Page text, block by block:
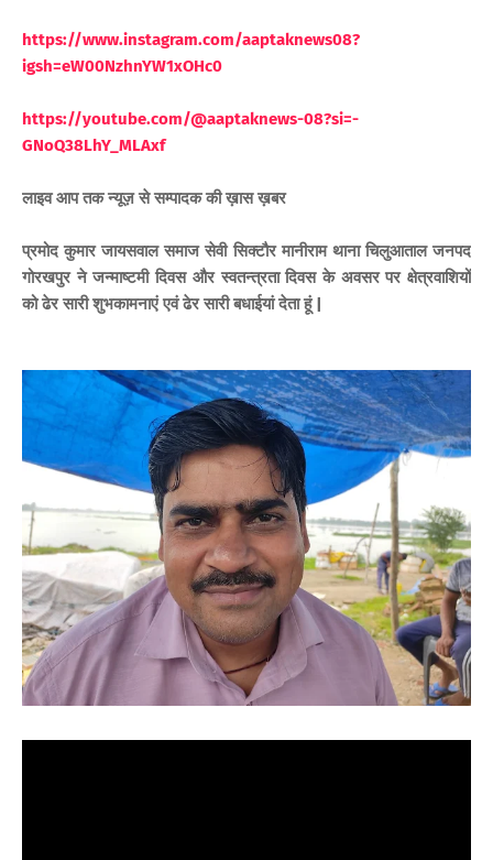
https://www.instagram.com/aaptaknews08?
igsh=eW00NzhnYW1xOHc0
https://youtube.com/@aaptaknews-08?si=-
GNoQ38LhY_MLAxf
लाइव आप तक न्यूज़ से सम्पादक की ख़ास ख़बर
प्रमोद कुमार जायसवाल समाज सेवी सिक्टौर मानीराम थाना चिलुआताल जनपद
गोरखपुर नेजन्माष्टमी दिवस औरस्वतन्त्रता दिवस के अवसर पर क्षेत्रवाशियों
को ढेर सारी शुभकामनाएं एवं ढेर सारी बधाईयां देता हूं |